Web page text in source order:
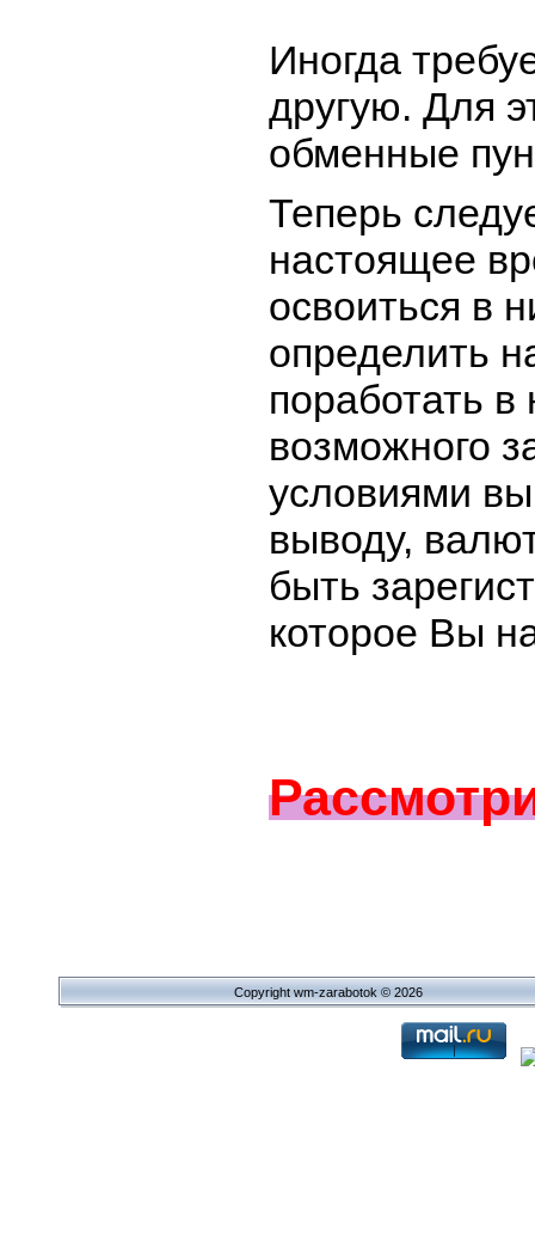
Иногда
другую. Для
обменные
Теперь
настоящее
освоиться в
определить
поработать
возможного
условиями
выводу,
быть
которое Вы
Copyright wm-zarabotok © 2026